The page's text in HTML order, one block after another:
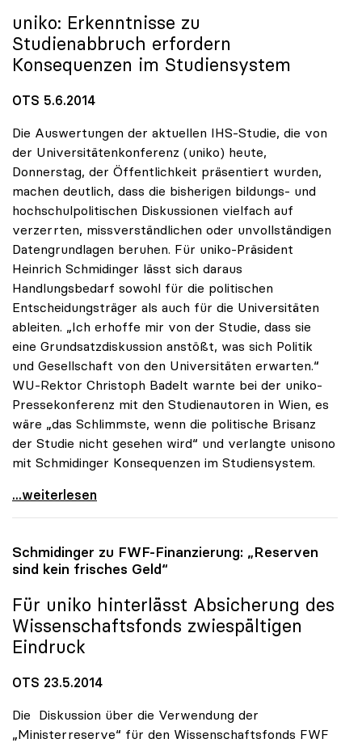
uniko: Erkenntnisse zu
Studienabbruch erfordern
Konsequenzen im Studiensystem
OTS 5.6.2014
Die Auswertungen der aktuellen IHS-Studie, die von
der Universitätenkonferenz (uniko) heute,
Donnerstag, der Öffentlichkeit präsentiert wurden,
machen deutlich, dass die bisherigen bildungs- und
hochschulpolitischen Diskussionen vielfach auf
verzerrten, missverständlichen oder unvollständigen
Datengrundlagen beruhen. Für uniko-Präsident
Heinrich Schmidinger lässt sich daraus
Handlungsbedarf sowohl für die politischen
Entscheidungsträger als auch für die Universitäten
ableiten. „Ich erhoffe mir von der Studie, dass sie
eine Grundsatzdiskussion anstößt, was sich Politik
und Gesellschaft von den Universitäten erwarten.“
WU-Rektor Christoph Badelt warnte bei der uniko-
Pressekonferenz mit den Studienautoren in Wien, es
wäre „das Schlimmste, wenn die politische Brisanz
der Studie nicht gesehen wird“ und verlangte unisono
mit Schmidinger Konsequenzen im Studiensystem.
Schmidinger zu IHS-Studie: „Erwarte
...weiterlesen
Schmidinger zu FWF-Finanzierung: „Reserven
sind kein frisches Geld“
Für uniko hinterlässt Absicherung des
Wissenschaftsfonds zwiespältigen
Eindruck
OTS 23.5.2014
Die Diskussion über die Verwendung der
„Ministerreserve“ für den Wissenschaftsfonds FWF